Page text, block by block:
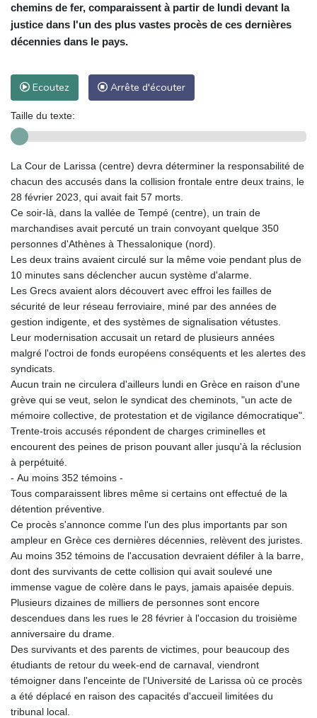
chemins de fer, comparaissent à partir de lundi devant la
justice dans l'un des plus vastes procès de ces dernières
décennies dans le pays.
Ecoutez Arrête d'écouter
Taille du texte:
La Cour de Larissa (centre) devra déterminer la responsabilité de
chacun des accusés dans la collision frontale entre deux trains, le
28 février 2023, qui avait fait 57 morts.
Ce soir-là, dans la vallée de Tempé (centre), un train de
marchandises avait percuté un train convoyant quelque 350
personnes d'Athènes à Thessalonique (nord).
Les deux trains avaient circulé sur la même voie pendant plus de
10 minutes sans déclencher aucun système d'alarme.
Les Grecs avaient alors découvert avec effroi les failles de
sécurité de leur réseau ferroviaire, miné par des années de
gestion indigente, et des systèmes de signalisation vétustes.
Leur modernisation accusait un retard de plusieurs années
malgré l'octroi de fonds européens conséquents et les alertes des
syndicats.
Aucun train ne circulera d'ailleurs lundi en Grèce en raison d'une
grève qui se veut, selon le syndicat des cheminots, "un acte de
mémoire collective, de protestation et de vigilance démocratique".
Trente-trois accusés répondent de charges criminelles et
encourent des peines de prison pouvant aller jusqu'à la réclusion
à perpétuité.
- Au moins 352 témoins -
Tous comparaissent libres même si certains ont effectué de la
détention préventive.
Ce procès s'annonce comme l'un des plus importants par son
ampleur en Grèce ces dernières décennies, relèvent des juristes.
Au moins 352 témoins de l'accusation devraient défiler à la barre,
dont des survivants de cette collision qui avait soulevé une
immense vague de colère dans le pays, jamais apaisée depuis.
Plusieurs dizaines de milliers de personnes sont encore
descendues dans les rues le 28 février à l'occasion du troisième
anniversaire du drame.
Des survivants et des parents de victimes, pour beaucoup des
étudiants de retour du week-end de carnaval, viendront
témoigner dans l'enceinte de l'Université de Larissa où ce procès
a été déplacé en raison des capacités d'accueil limitées du
tribunal local.